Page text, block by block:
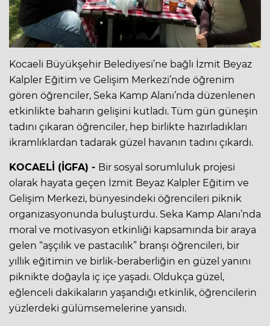
Kocaeli Büyükşehir Belediyesi’ne bağlı İzmit Beyaz
Kalpler Eğitim ve Gelişim Merkezi’nde öğrenim
gören öğrenciler, Seka Kamp Alanı’nda düzenlenen
etkinlikte baharın gelişini kutladı. Tüm gün güneşin
tadını çıkaran öğrenciler, hep birlikte hazırladıkları
ikramlıklardan tadarak güzel havanın tadını çıkardı.
KOCAELİ (İGFA) - Bir sosyal sorumluluk projesi
olarak hayata geçen İzmit Beyaz Kalpler Eğitim ve
Gelişim Merkezi, bünyesindeki öğrencileri piknik
organizasyonunda buluşturdu. Seka Kamp Alanı’nda
moral ve motivasyon etkinliği kapsamında bir araya
gelen “aşçılık ve pastacılık” branşı öğrencileri, bir
yıllık eğitimin ve birlik-beraberliğin en güzel yanını
piknikte doğayla iç içe yaşadı. Oldukça güzel,
eğlenceli dakikaların yaşandığı etkinlik, öğrencilerin
yüzlerdeki gülümsemelerine yansıdı.